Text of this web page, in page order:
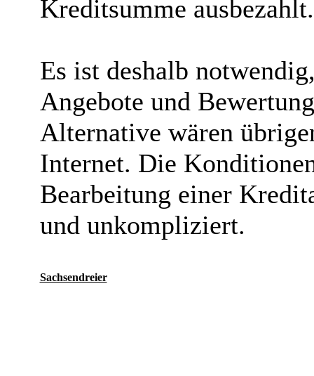
Kreditsumme ausbezahlt.
Es ist deshalb
Angebote und
Alternative wären
Internet. Die
Bearbeitung einer
und unkompliziert.
Sachsendreier